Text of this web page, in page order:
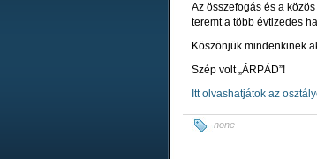
Az összefogás és a
teremt a több évtizedes
Köszönjük mindenkinek
Szép volt „ÁRPÁD”!
Itt olvashatjátok az
none